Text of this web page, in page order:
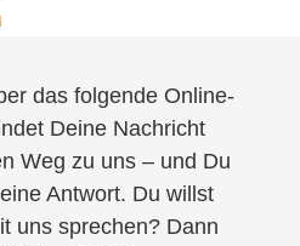
das folgende Online-
Deine Nachricht
Weg zu uns – und Du
Antwort. Du willst
uns sprechen? Dann